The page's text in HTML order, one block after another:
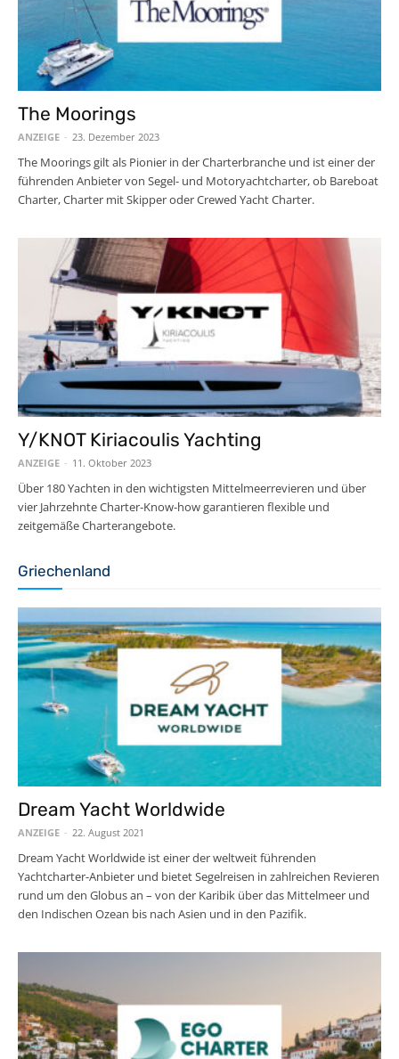
The Moorings
ANZEIGE - 23. Dezember 2023
The Moorings gilt als Pionier in der Charterbranche und ist einer der
führenden Anbieter von Segel- und Motoryachtcharter, ob Bareboat
Charter, Charter mit Skipper oder Crewed Yacht Charter.
Y/KNOT Kiriacoulis Yachting
ANZEIGE - 11. Oktober 2023
Über 180 Yachten in den wichtigsten Mittelmeerrevieren und über
vier Jahrzehnte Charter-Know-how garantieren flexible und
zeitgemäße Charterangebote.
Griechenland
Dream Yacht Worldwide
ANZEIGE - 22. August 2021
Dream Yacht Worldwide ist einer der weltweit führenden
Yachtcharter-Anbieter und bietet Segelreisen in zahlreichen Revieren
rund um den Globus an – von der Karibik über das Mittelmeer und
den Indischen Ozean bis nach Asien und in den Pazifik.